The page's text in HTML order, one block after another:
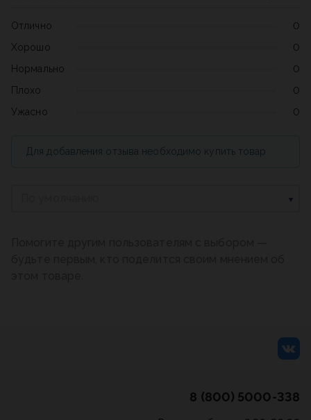
Отлично
0
Хорошо
0
Нормально
0
Плохо
0
Ужасно
0
Для добавления отзыва необходимо купить товар
8 (800) 5000-338